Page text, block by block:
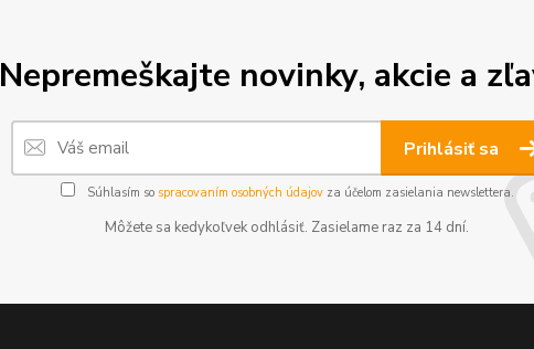
Nepremeškajte novinky, akcie a
Prihlásiť sa
Súhlasím so spracovaním osobných údajovza účelom zasielania newslettera.
Môžete sa kedykoľvek odhlásiť. Zasielame raz za 14 dní.